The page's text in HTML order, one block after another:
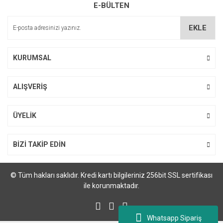
Whatsapp Sipariş
Ürün açıklamasında eksik bilgiler bulunuyor.
E-BÜLTEN
EKLE
KURUMSAL
ALIŞVERİŞ
ÜYELİK
BİZİ TAKİP EDİN
© Tüm hakları saklıdır. Kredi kartı bilgileriniz 256bit SSL sertifikası
ile korunmaktadır.